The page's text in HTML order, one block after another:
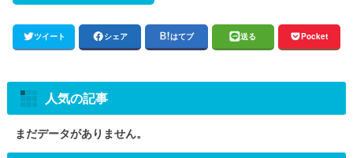
ツイート シェア はてブ 送る Pocket
人気の記事
まだデータがありません。